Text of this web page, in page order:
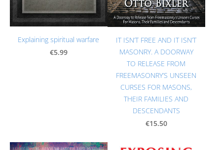
Explaining spiritual warfare
€5.99
IT ISN’T FREE AND IT ISN’T
MASONRY. A DOORWAY
TO RELEASE FROM
FREEMASONRY’S UNSEEN
CURSES FOR MASONS,
THEIR FAMILIES AND
DESCENDANTS
€15.50